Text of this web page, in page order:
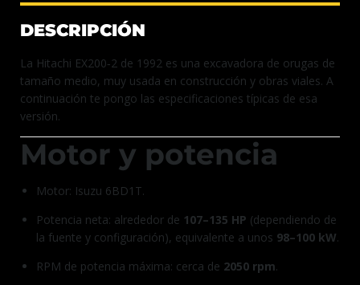
DESCRIPCIÓN
La Hitachi EX200‑2 de 1992 es una excavadora de orugas de
tamaño medio, muy usada en construcción y obras viales. A
continuación te pongo las especificaciones típicas de esa
versión.
Motor y potencia
Motor: Isuzu 6BD1T.
Potencia neta: alrededor de 107–135 HP (dependiendo de
la fuente y configuración), equivalente a unos 98–100 kW.
RPM de potencia máxima: cerca de 2050 rpm.